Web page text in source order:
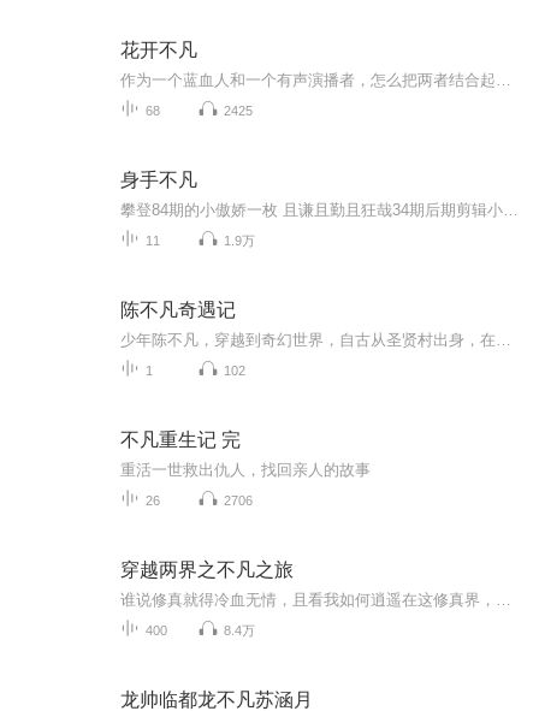
花开不凡
68 2425
身手不凡
11 1.9万
陈不凡奇遇记
1 102
不凡重生记 完
重活一世救出仇人，找回亲人的故事
26 2706
穿越两界之不凡之旅
400 8.4万
龙帅临都龙不凡苏涵月